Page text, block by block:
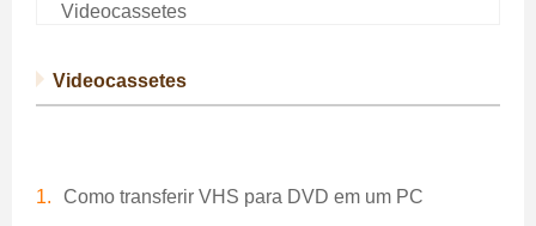
Videocassetes
Videocassetes
Como transferir VHS para DVD em um PC